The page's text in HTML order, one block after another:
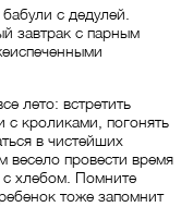
с дедулей.
завтрак с парным
лето: встретить
с кроликами, погонять
в чистейших
весело провести время
с хлебом. Помните
тоже запомнит